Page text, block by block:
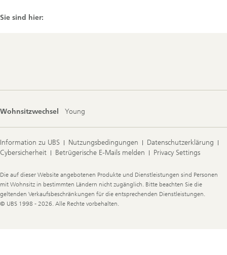
Sie sind hier:
Wohnsitzwechsel Young
Information zu UBS Nutzungsbedingungen
Datenschutzerklärung
Cybersicherheit
Betrügerische E-Mails melden Privacy Settings
Legal
Information
Die auf dieser Website angebotenen Produkte und Dienstleistungen sind Personen
mit Wohnsitz in bestimmten Ländern nicht zugänglich. Bitte beachten Sie die
geltenden Verkaufsbeschränkungen für die entsprechenden Dienstleistungen.
© UBS 1998 - 2026. Alle Rechte vorbehalten.